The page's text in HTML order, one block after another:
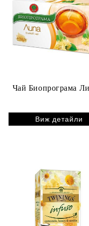
Чай Биопрограма
Виж детайли